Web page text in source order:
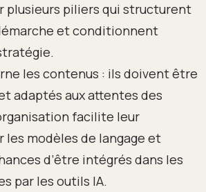
plusieurs piliers qui structurent
et conditionnent
les contenus : ils doivent être
adaptés aux attentes des
facilite leur
modèles de langage et
d’être intégrés dans les
par les outils IA.